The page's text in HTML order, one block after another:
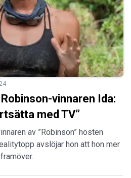
vinnaren Ida:
med TV”
av ”Robinson” hösten
avslöjar hon att hon mer